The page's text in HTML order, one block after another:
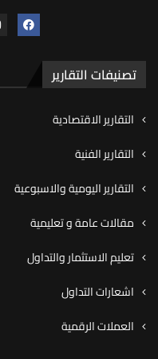
تصنيفات التقارير
التقارير الاقتصادية
التقارير الفنية
التقارير اليومية والاسبوعية
مقالات عامة و تعليمية
تعليم الاستثمار والتداول
اشعارات التداول
العملات الرقمية